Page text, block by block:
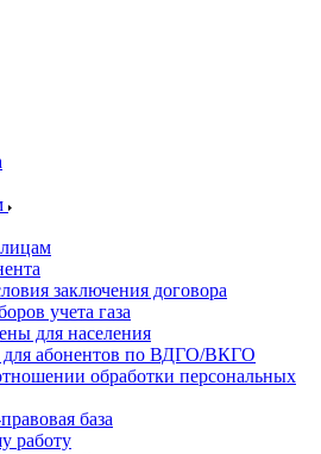
заключения договора
учета газа
для населения
абонентов по ВДГО/ВКГО
обработки персональных
база
работу